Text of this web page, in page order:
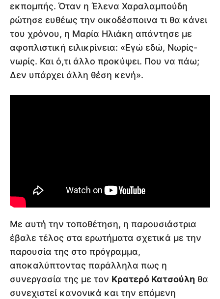
εκπομπής. Όταν η Έλενα Χαραλαμπούδη
ρώτησε ευθέως την οικοδέσποινα τι θα κάνει
του χρόνου, η Μαρία Ηλιάκη απάντησε με
αφοπλιστική ειλικρίνεια: «Εγώ εδώ, Νωρίς-
νωρίς. Και ό,τι άλλο προκύψει. Που να πάω;
Δεν υπάρχει άλλη θέση κενή».
Με αυτή την τοποθέτηση, η παρουσιάστρια
έβαλε τέλος στα ερωτήματα σχετικά με την
παρουσία της στο πρόγραμμα,
αποκαλύπτοντας παράλληλα πως η
συνεργασία της με τον Κρατερό Κατσούλη θα
συνεχιστεί κανονικά και την επόμενη